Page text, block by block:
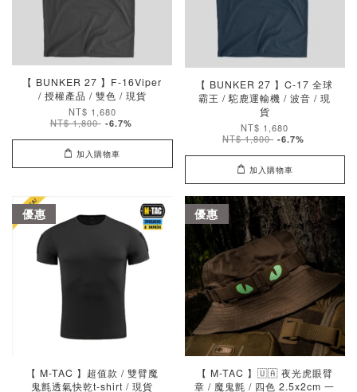
【 BUNKER 27 】F-16Viper
/ 授權產品 / 雙色 / 現貨
NT$ 1,680
NT$ 1,800 -6.7%
加入購物車
【 BUNKER 27 】C-17 全球
霸王 / 駝鹿運輸機 / 波音 / 現
貨
NT$ 1,680
NT$ 1,800 -6.7%
加入購物車
優惠
【 M-TAC 】超值款 / 雙臂魔
鬼氈透氣快乾t-shirt / 現貨
優惠
【 M-TAC 】🇺🇦 夜光虎眼臂
章 / 魔鬼氈 / 四色 2.5x2cm 一